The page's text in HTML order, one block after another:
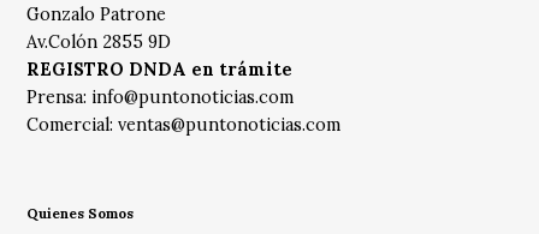
Gonzalo Patrone
Av.Colón 2855 9D
REGISTRO DNDA en trámite
Prensa: info@puntonoticias.com
Comercial:ventas@puntonoticias.com
Quienes Somos